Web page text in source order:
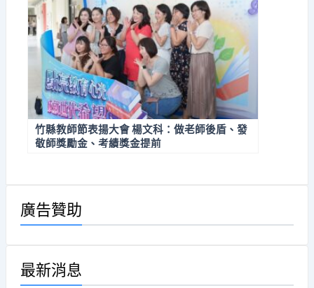
竹縣教師節表揚大會 楊文科：做老師後盾、發
敬師獎勵金、考績獎金提前
廣告贊助
最新消息